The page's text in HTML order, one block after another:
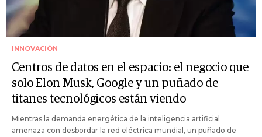
INNOVACIÓN
Centros de datos en el espacio: el negocio que
solo Elon Musk, Google y un puñado de
titanes tecnológicos están viendo
Mientras la demanda energética de la inteligencia artificial
amenaza con desbordar la red eléctrica mundial, un puñado de